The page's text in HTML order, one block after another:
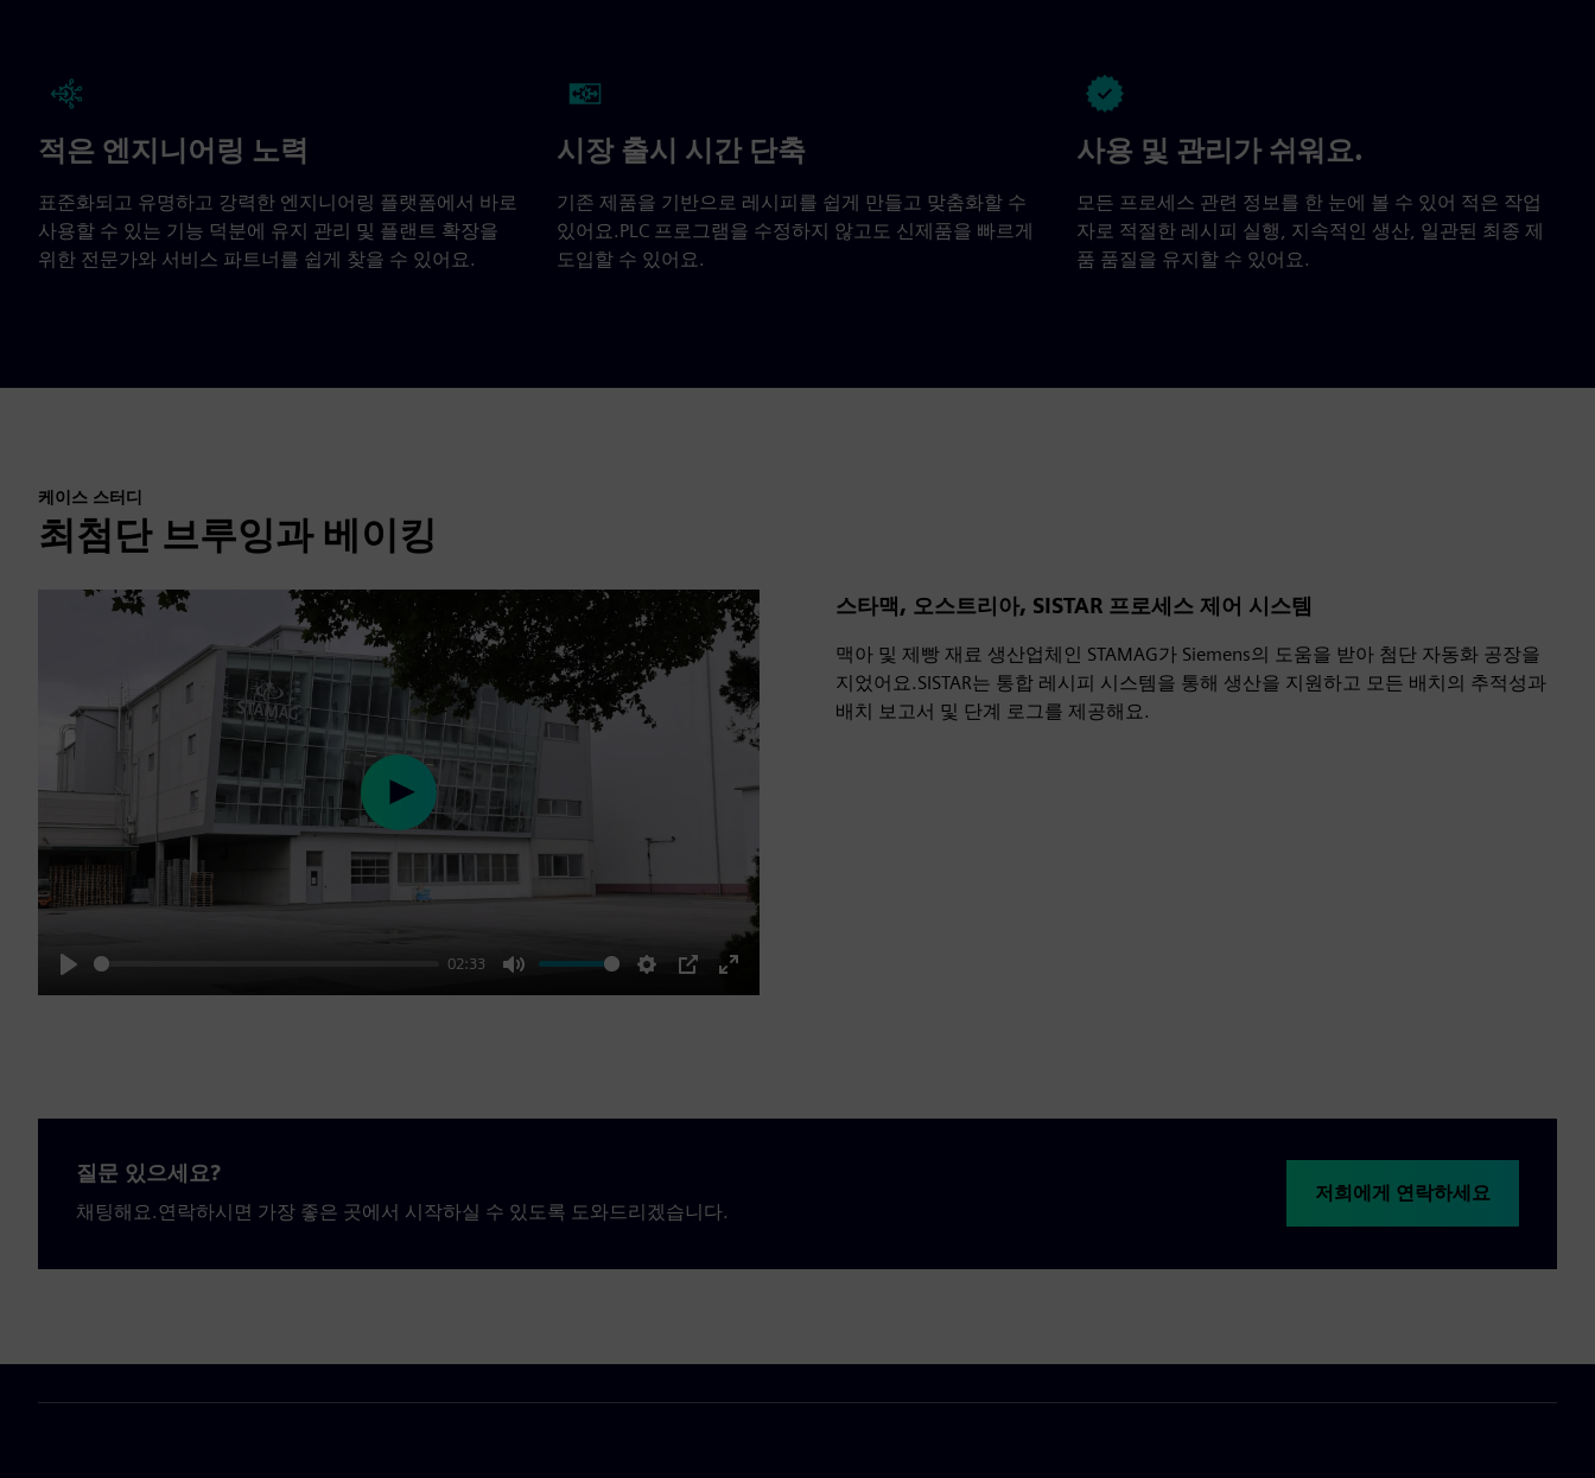
적은 엔지니어링 노력
표준화되고 유명하고 강력한 엔지니어링 플랫폼에서 바로
사용할 수 있는 기능 덕분에 유지 관리 및 플랜트 확장을
위한 전문가와 서비스 파트너를 쉽게 찾을 수 있어요.
시장 출시 시간 단축
기존 제품을 기반으로 레시피를 쉽게 만들고 맞춤화할 수
있어요.PLC 프로그램을 수정하지 않고도 신제품을 빠르게
도입할 수 있어요.
사용 및 관리가 쉬워요.
모든 프로세스 관련 정보를 한 눈에 볼 수 있어 적은 작업
자로 적절한 레시피 실행, 지속적인 생산, 일관된 최종 제
품 품질을 유지할 수 있어요.
케이스 스터디
최첨단 브루잉과 베이킹
Play
02:33
Mute Settings
PIP
Enter
Play
스타맥, 오스트리아, SISTAR 프로세스 제어 시스템
맥아 및 제빵 재료 생산업체인 STAMAG가 Siemens의 도움을 받아 첨단 자동화 공장을
지었어요.SISTAR는 통합 레시피 시스템을 통해 생산을 지원하고 모든 배치의 추적성과
배치 보고서 및 단계 로그를 제공해요.
질문 있으세요?
채팅해요.연락하시면 가장 좋은 곳에서 시작하실 수 있도록 도와드리겠습니다.
저희에게 연락하세요